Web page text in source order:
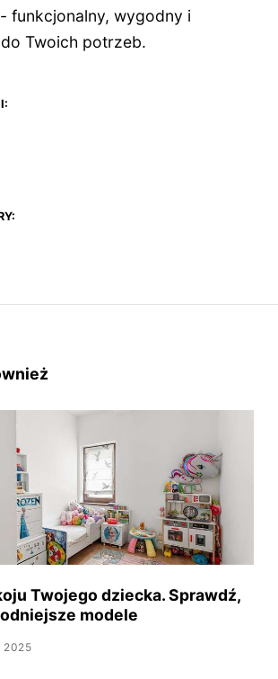
funkcjonalny, wygodny i
Twoich potrzeb.
Twojego dziecka. Sprawdź,
modele
2025